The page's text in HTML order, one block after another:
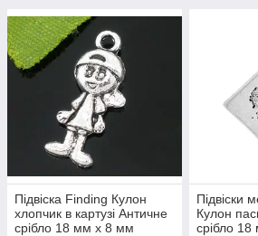
Підвіска Finding Кулон
хлопчик в картузі Античне
срібло 18 мм x 8 мм
Підвіски
Кулон
срібло